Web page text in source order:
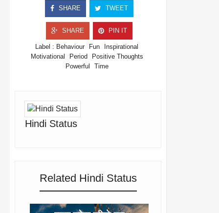
SHARE TWEET
SHARE PIN IT
Label : Behaviour Fun
Inspirational
Motivational
Period
Positive Thoughts
Powerful
Time
Hindi Status
Related Hindi Status